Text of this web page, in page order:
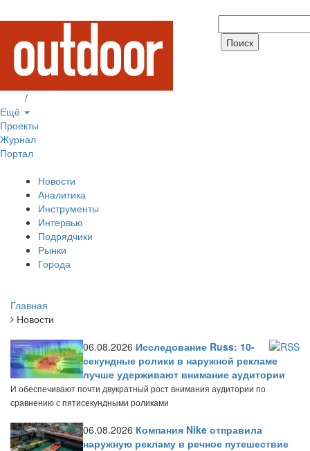
/
Ещё
Проекты
Журнал
Портал
Новости
Аналитика
Инструменты
Интервью
Подрядчики
Рынки
Города
Главная
Новости
06.08.2026 Исследование Russ: 10-
секундные ролики в наружной рекламе
лучше удерживают внимание аудитории
И обеспечивают почти двукратный рост внимания аудитории по
сравнению с пятисекундными роликами
06.08.2026 Компания Nike отправила
наружную рекламу в речное путешествие